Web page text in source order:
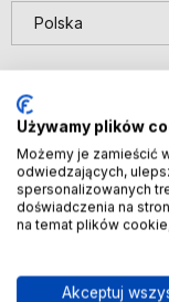
transport zajmie 3/5
DPD automat
(dni robocze) a
1 dzień)
GLS – doręczenie
1 dzień)
Używamy plików
Możemy je zamieścić
odwiedzających,
spersonalizowanych
doświadczenia na
na temat plików
Akceptuj